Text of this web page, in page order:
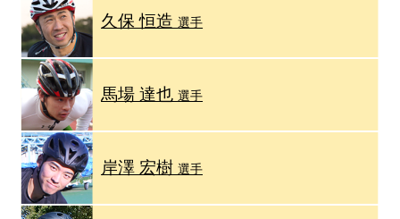
久保 恒造選手
馬場 達也選手
岸澤 宏樹選手